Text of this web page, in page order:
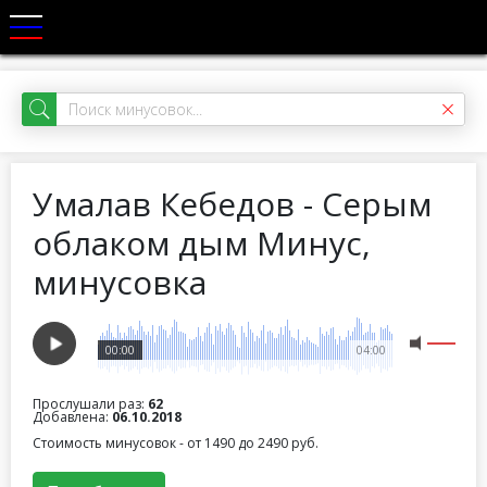
Умалав Кебедов - Серым
облаком дым Минус,
минусовка
04:00
00:00
Прослушали раз: 62
Добавлена: 06.10.2018
Стоимость минусовок - от 1490 до 2490 руб.